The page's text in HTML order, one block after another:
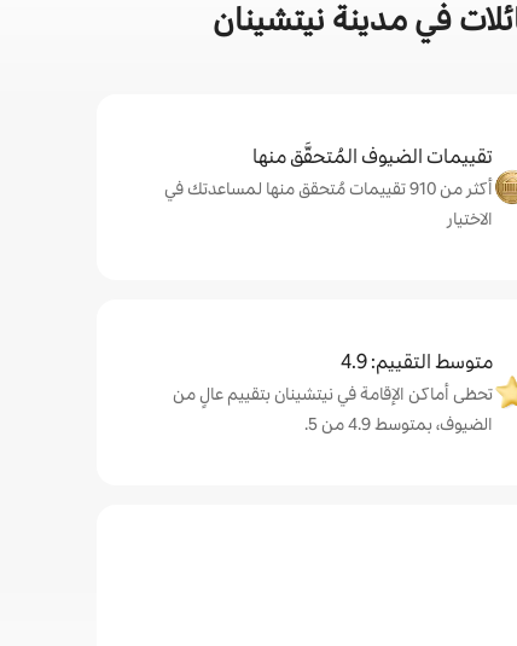
في مدينة نيتشينان
تقييمات الضيوف المُتحقَّق منها
أكثر من 910 تقييمات مُتحقق منها لمساعدتك في
الاختيار
متوسط التقييم: 4.9
تحظى أماكن الإقامة في نيتشينان بتقييم عالٍ من
الضيوف، بمتوسط 4.9 من 5.